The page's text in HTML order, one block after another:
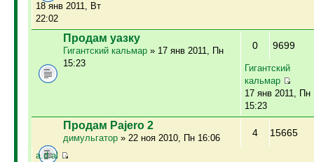
18 янв 2011, Вт
22:02
Продам уазку
Гигантский кальмар» 17 янв 2011, Пн
15:23
0 9699
Гигантский
кальмар
17 янв 2011, Пн
15:23
Продам Pajero 2
димульгатор» 22 ноя 2010, Пн 16:06 4 15665
a.d.al